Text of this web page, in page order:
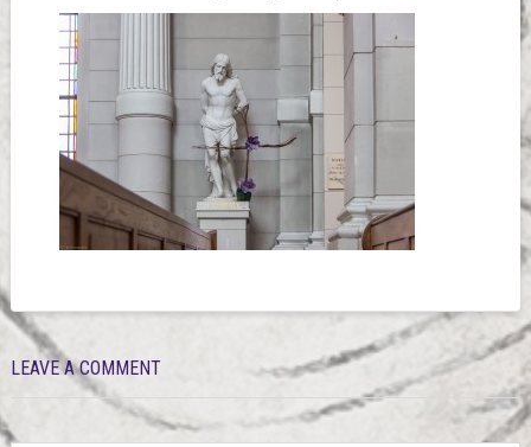
LEAVE A COMMENT